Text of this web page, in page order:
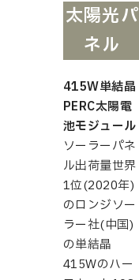
太陽光パ
ネル
415W単結晶
PERC太陽電
池モジュール
ソーラーパネ
ル出荷量世界
1位(2020年)
のロンジソー
ラー社(中国)
の単結晶
415Wのハー